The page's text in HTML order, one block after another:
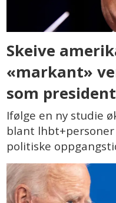
Skeive
«markant»
som president
Ifølge en ny studie
blant
politiske